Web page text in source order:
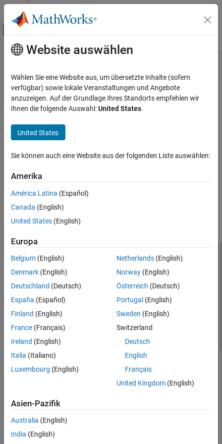
Weiter zum Inhalt
Umschaltung für Off-Canvas-
Ressource
Hauptinhalt
Website auswählen
Wählen Sie eine Website aus, um übersetzte Inhalte (sofern
verfügbar) sowie lokale Veranstaltungen und Angebote
anzuzeigen. Auf der Grundlage Ihres Standorts empfehlen wir
Ihnen die folgende Auswahl:United States.
United States
Sie können auch eine Website aus der folgenden Liste auswählen:
Amerika
América Latina (Español)
Canada (English)
United States (English)
Europa
Belgium (English)
Denmark (English)
Deutschland (Deutsch)
España (Español)
Finland (English)
France (Français)
Ireland (English)
Italia (Italiano)
Luxembourg (English)
Netherlands(English)
Norway(English)
Österreich (Deutsch)
Portugal (English)
Sweden (English)
Switzerland
Deutsch
English
Français
United Kingdom(English)
Asien-Pazifik
Australia (English)
India (English)
Trust Center
Datenschutz-Richtlinien
Datendiebstahl verhindern
Status von Anwendungen
© 1994-2026 The MathWorks, Inc.
Website auswählen
Deutschland